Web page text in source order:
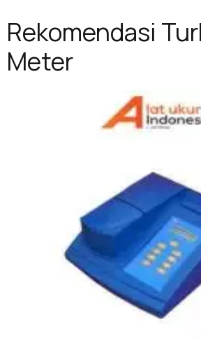
Rekomendasi
Meter